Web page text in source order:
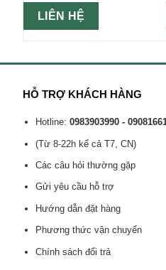
LIÊN HỆ
HỖ TRỢ KHÁCH HÀNG
Hotline: 0983903990 -
(Từ 8-22h kể cả T7, CN)
Các câu hỏi thường gặp
Gửi yêu cầu hỗ trợ
Hướng dẫn đặt hàng
Phương thức vận chuyển
Chính sách đổi trả